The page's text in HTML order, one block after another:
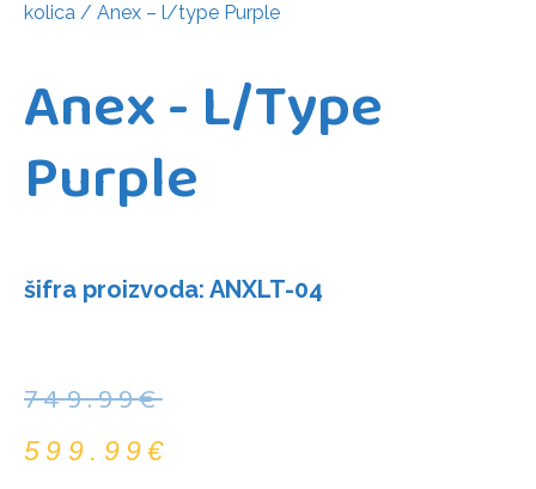
kolica / Anex – l/type Purple
Anex - L/type
Purple
šifra proizvoda: ANXLT-04
749.99€
599.99€